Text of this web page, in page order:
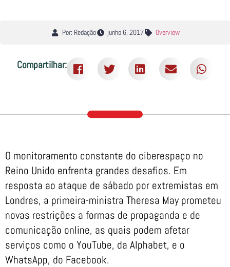
Por: Redação junho 6, 2017 Overview
Compartilhar:
O monitoramento constante do ciberespaço no
Reino Unido enfrenta grandes desafios. Em
resposta ao ataque de sábado por extremistas em
Londres, a primeira-ministra Theresa May prometeu
novas restrições a formas de propaganda e de
comunicação online, as quais podem afetar
serviços como o YouTube, da Alphabet, e o
WhatsApp, do Facebook.